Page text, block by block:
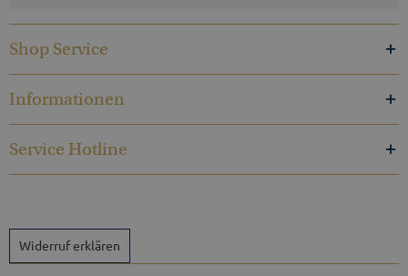
Shop Service
Informationen
Service Hotline
Widerruf erklären